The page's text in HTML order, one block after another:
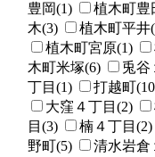
豊岡(1)
植木町豊
木(3)
植木町平井
植木町宮原(1)
木町米塚(6)
兎谷
丁目(1)
打越町
大窪４丁目(2)
目(3)
楠４丁目(2)
野町(5)
清水岩倉